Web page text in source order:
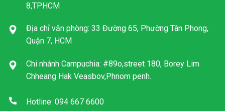
8,TPHCM
Địa chỉ văn phòng: 33 Đường 65, Phường Tân Phong,
Quận 7, HCM
Chi nhánh Campuchia: #89o,street 180, Borey Lim
Chheang Hak Veasbov,Phnom penh.
Hotline: 094 667 6600